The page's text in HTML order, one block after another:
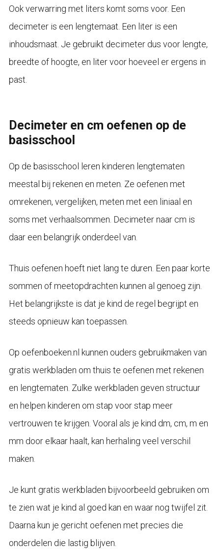
Ook verwarring met liters komt soms voor. Een
decimeter is een lengtemaat. Een liter is een
inhoudsmaat. Je gebruikt decimeter dus voor lengte,
breedte of hoogte, en liter voor hoeveel er ergens in
past.
Decimeter en cm oefenen op de
basisschool
Op de basisschool leren kinderen lengtematen
meestal bij rekenen en meten. Ze oefenen met
omrekenen, vergelijken, meten met een liniaal en
soms met verhaalsommen. Decimeter naar cm is
daar een belangrijk onderdeel van.
Thuis oefenen hoeft niet lang te duren. Een paar korte
sommen of meetopdrachten kunnen al genoeg zijn.
Het belangrijkste is dat je kind de regel begrijpt en
steeds opnieuw kan toepassen.
Op oefenboeken.nl kunnen ouders gebruikmaken van
gratis werkbladen om thuis te oefenen met rekenen
en lengtematen. Zulke werkbladen geven structuur
en helpen kinderen om stap voor stap meer
vertrouwen te krijgen. Vooral als je kind dm, cm, m en
mm door elkaar haalt, kan herhaling veel verschil
maken.
Je kunt gratis werkbladen bijvoorbeeld gebruiken om
te zien wat je kind al goed kan en waar nog twijfel zit.
Daarna kun je gericht oefenen met precies die
onderdelen die lastig blijven.